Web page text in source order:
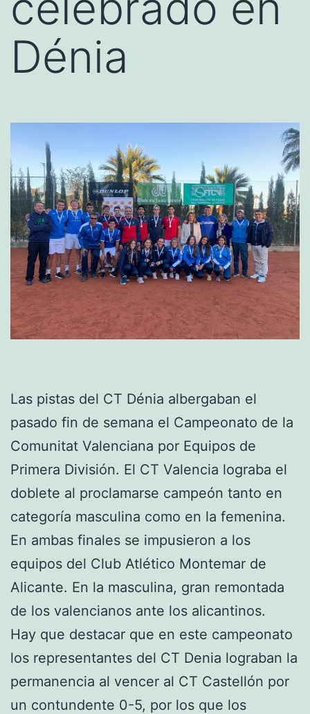
Dénia
Las pistas del CT Dénia albergaban el
pasado fin de semana el Campeonato de la
Comunitat Valenciana por Equipos de
Primera División. El CT Valencia lograba el
doblete al proclamarse campeón tanto en
categoría masculina como en la femenina.
En ambas finales se impusieron a los
equipos del Club Atlético Montemar de
Alicante. En la masculina, gran remontada
de los valencianos ante los alicantinos.
Hay que destacar que en este campeonato
los representantes del CT Denia lograban la
permanencia al vencer al CT Castellón por
un contundente 0-5, por los que los